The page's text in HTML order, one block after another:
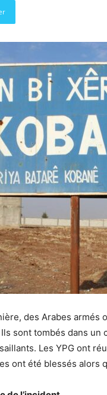
des Arabes
Ils sont tombés dans
Les YPG ont
ont été blessés alors